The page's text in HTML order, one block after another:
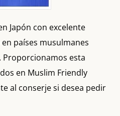
Japón con excelente
países musulmanes
esta
en Muslim Friendly
al conserje si desea pedir